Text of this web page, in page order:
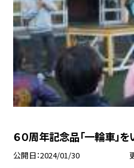
６０周年記念品「一輪車」
公開日 2024/01/30